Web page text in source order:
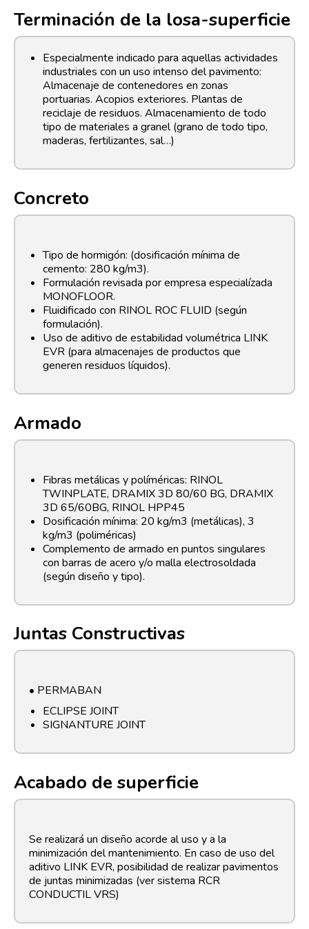
Terminación de la losa-superficie
Especialmente indicado para aquellas actividades
industriales con un uso intenso del pavimento:
Almacenaje de contenedores en zonas
portuarias. Acopios exteriores. Plantas de
reciclaje de residuos. Almacenamiento de todo
tipo de materiales a granel (grano de todo tipo,
maderas, fertilizantes, sal…)
Concreto
Tipo de hormigón: (dosificación mínima de
cemento: 280 kg/m3).
Formulación revisada por empresa especialízada
MONOFLOOR.
Fluidificado con RINOL ROC FLUID (según
formulación).
Uso de aditivo de estabilidad volumétrica LINK
EVR (para almacenajes de productos que
generen residuos líquidos).
Armado
Fibras metálicas y políméricas: RINOL
TWINPLATE, DRAMIX 3D 80/60 BG, DRAMIX
3D 65/60BG, RINOL HPP45
Dosificación mínima: 20 kg/m3 (metálicas), 3
kg/m3 (poliméricas)
Complemento de armado en puntos singulares
con barras de acero y/o malla electrosoldada
(según diseño y tipo).
Juntas Constructivas
• PERMABAN
ECLIPSE JOINT
SIGNANTURE JOINT
Acabado de superficie
Se realizará un diseño acorde al uso y a la
minimización del mantenimiento. En caso de uso del
aditivo LINK EVR, posibilidad de realizar pavimentos
de juntas minimizadas (ver sistema RCR
CONDUCTIL VRS)